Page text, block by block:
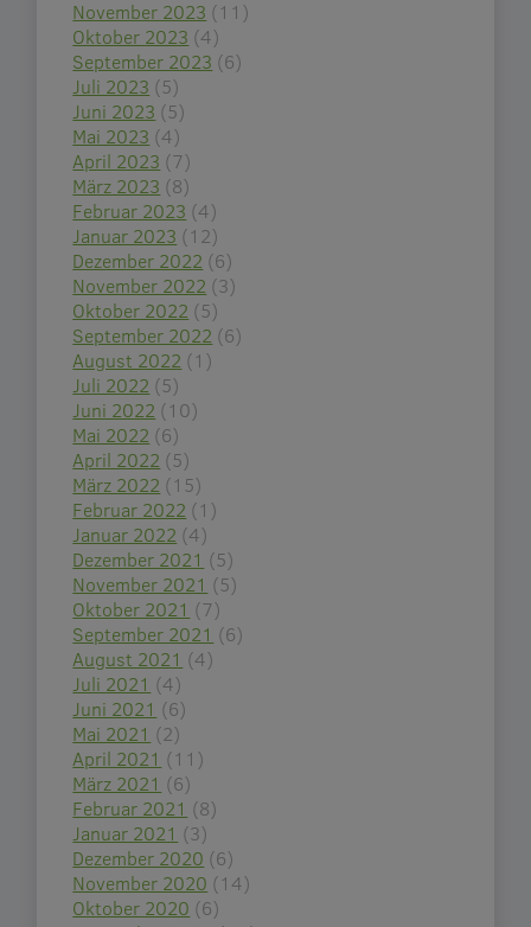
November 2023 (11)
Oktober 2023 (4)
September 2023 (6)
Juli 2023 (5)
Juni 2023 (5)
Mai 2023 (4)
April 2023 (7)
März 2023 (8)
Februar 2023 (4)
Januar 2023 (12)
Dezember 2022 (6)
November 2022 (3)
Oktober 2022 (5)
September 2022 (6)
August 2022 (1)
Juli 2022 (5)
Juni 2022 (10)
Mai 2022 (6)
April 2022 (5)
März 2022 (15)
Februar 2022 (1)
Januar 2022 (4)
Dezember 2021 (5)
November 2021 (5)
Oktober 2021 (7)
September 2021 (6)
August 2021 (4)
Juli 2021 (4)
Juni 2021 (6)
Mai 2021 (2)
April 2021 (11)
März 2021 (6)
Februar 2021 (8)
Januar 2021 (3)
Dezember 2020 (6)
November 2020 (14)
Oktober 2020 (6)